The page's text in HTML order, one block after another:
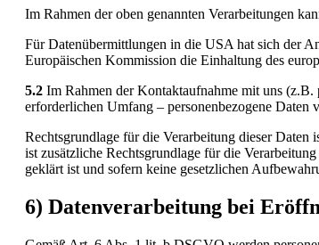
Im Rahmen der oben genannten Verarbeitungen
Für Datenübermittlungen in die USA hat sich der
Europäischen Kommission die Einhaltung des
5.2 Im Rahmen der Kontaktaufnahme mit uns
erforderlichen Umfang – personenbezogene Daten
Rechtsgrundlage für die Verarbeitung dieser
ist zusätzliche Rechtsgrundlage für die
geklärt ist und sofern keine gesetzlichen
6) Datenverarbeitung bei